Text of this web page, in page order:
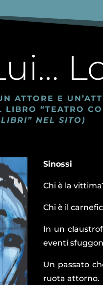
ATTORE E
LIBRO “TEATRO
NEL SITO)
Sinossi
Chi è la
Chi è il
In un
eventi
Un passato
ruota attorno.